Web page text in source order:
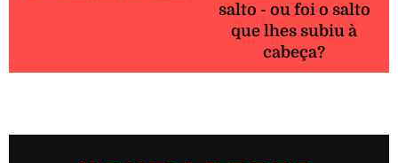
salto - ou foi o salto
que lhes subiu à
cabeça?